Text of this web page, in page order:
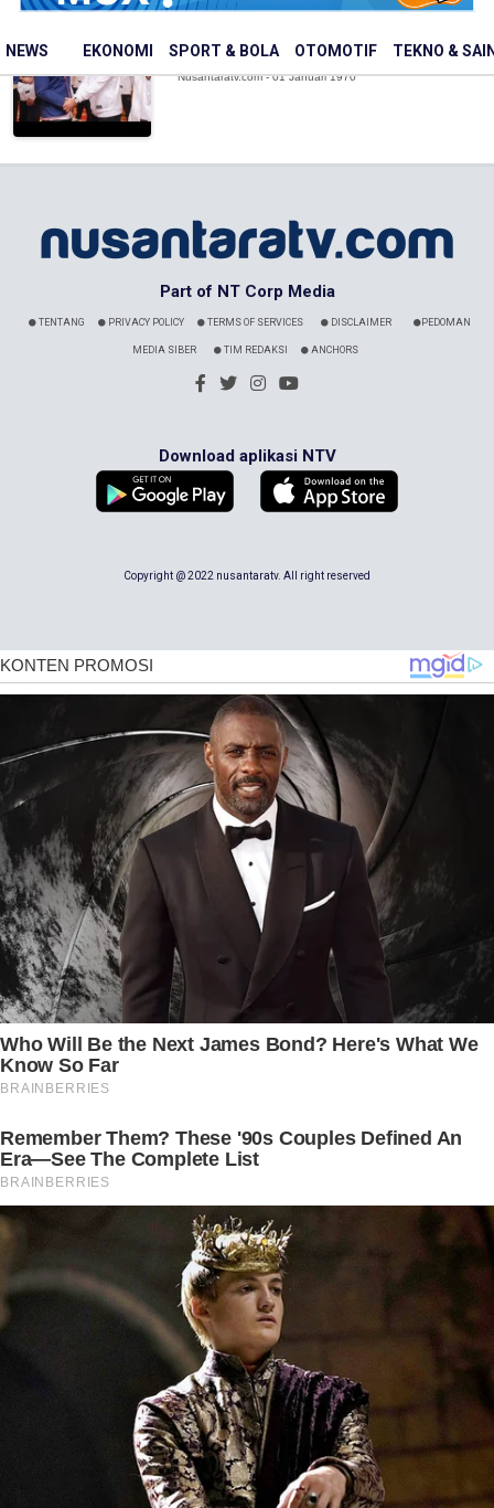
NEWS EKONOMI SPORT & BOLA OTOMOTIF TEKNO &
Asian Taekwondo Indonesia Open
Pere...
Nusantaratv.com - 01 Januari 1970
Part of NT Corp Media
TENTANG PRIVACY POLICY TERMS OF SERVICES DISCLAIMER PEDOMAN
MEDIA SIBER TIM REDAKSI ANCHORS
Download aplikasi NTV
Copyright @ 2022 nusantaratv. All right reserved